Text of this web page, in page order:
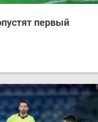
первый